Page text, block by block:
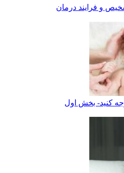
و فرایند درمان
کنید- بخش اول